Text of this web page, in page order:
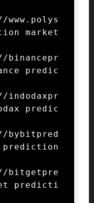
market
binancepr
predic
indodaxpr
predic
bybitpred
bitgetpre
predicti